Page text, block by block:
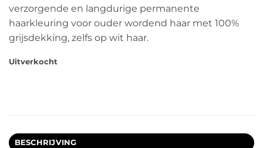
verzorgende en langdurige permanente
haarkleuring voor ouder wordend haar met 100%
grijsdekking, zelfs op wit haar.
Uitverkocht
BESCHRIJVING